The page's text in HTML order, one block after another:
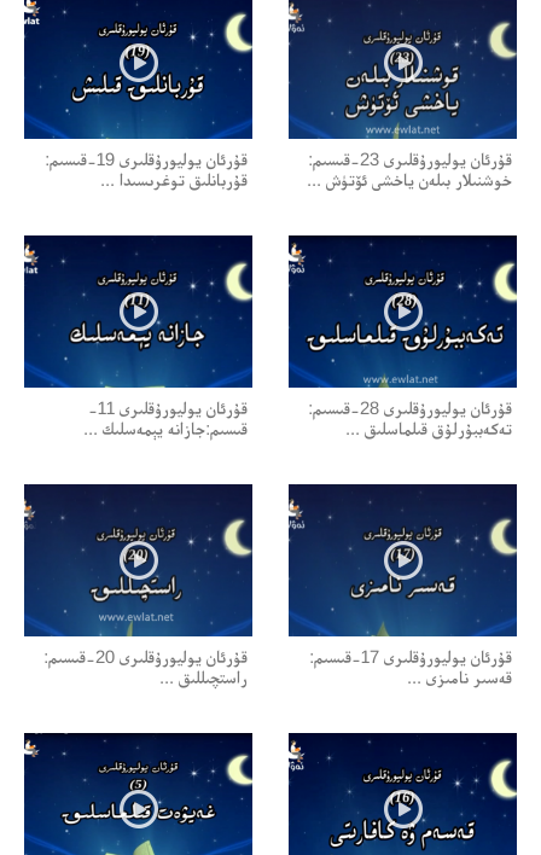
قۇرئان يوليورۇقلىرى 23-قىسىم:
خوشنىلار بىلەن ياخشى ئۆتۈش ...
قۇرئان يوليورۇقلىرى 19-قىسىم:
قۇربانلىق توغرىسىدا ...
قۇرئان يوليورۇقلىرى 28-قىسىم:
تەكەببۇرلۇق قىلماسلىق ...
قۇرئان يوليورۇقلىرى 11-
قىسىم:جازانە يېمەسلىك ...
قۇرئان يوليورۇقلىرى 17-قىسىم:
قەسىر نامىزى ...
قۇرئان يوليورۇقلىرى 20-قىسىم:
راستچىللىق ...